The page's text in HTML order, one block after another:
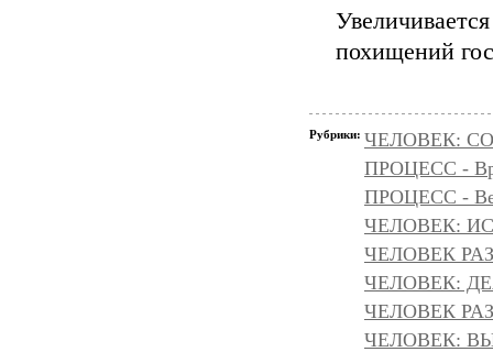
похищений
Рубрики: ЧЕЛОВЕК:
ПРОЦЕСС -
ПРОЦЕСС -
ЧЕЛОВЕК:
ЧЕЛОВЕК
ЧЕЛОВЕК:
ЧЕЛОВЕК
ЧЕЛОВЕК: